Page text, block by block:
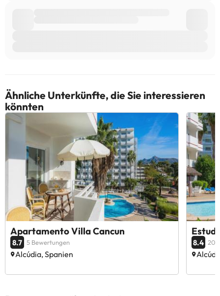
Ähnliche Unterkünfte, die Sie interessieren
könnten
Apartamento Villa Cancun
8.7 5 Bewertungen
Alcúdia, Spanien
8.4 20